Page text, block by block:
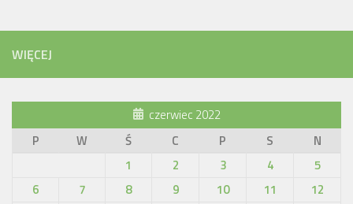
WIĘCEJ
czerwiec 2022
P
W Ś C P S
N
1
2 3 4
5
6
7 8 9 10 11
12